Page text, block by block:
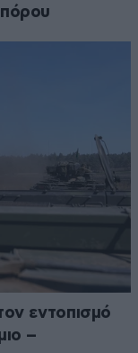
εντοπισμό
–